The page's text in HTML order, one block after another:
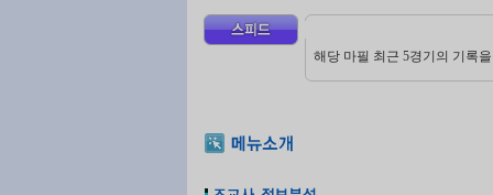
해당 마필 최근 5경기의 기록